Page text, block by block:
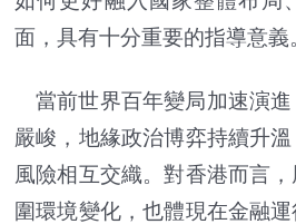
面，具有十分重要的指導意義
當前世界百年變局加速演
嚴峻，地緣政治博弈持續升
風險相互交織。對香港而言
圍環境變化，也體現在金融